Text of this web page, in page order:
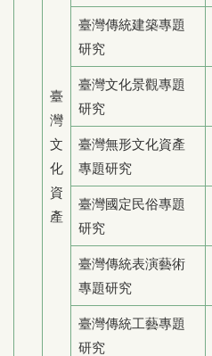
臺
灣
文
化
資
產
臺灣傳統建築專題
研究
臺灣文化景觀專題
研究
臺灣無形文化資產
專題研究
臺灣國定民俗專題
研究
臺灣傳統表演藝術
專題研究
臺灣傳統工藝專題
研究